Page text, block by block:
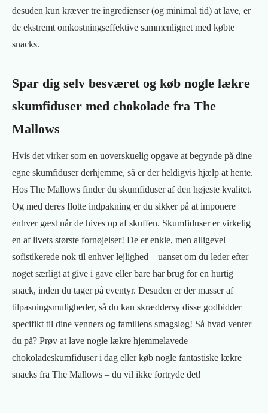
desuden kun kræver tre ingredienser (og minimal tid) at lave, er
de ekstremt omkostningseffektive sammenlignet med købte
snacks.
Spar dig selv besværet og køb nogle lækre
skumfiduser med chokolade fra The
Mallows
Hvis det virker som en uoverskuelig opgave at begynde på dine
egne skumfiduser derhjemme, så er der heldigvis hjælp at hente.
Hos The Mallows finder du skumfiduser af den højeste kvalitet.
Og med deres flotte indpakning er du sikker på at imponere
enhver gæst når de hives op af skuffen. Skumfiduser er virkelig
en af livets største fornøjelser! De er enkle, men alligevel
sofistikerede nok til enhver lejlighed – uanset om du leder efter
noget særligt at give i gave eller bare har brug for en hurtig
snack, inden du tager på eventyr. Desuden er der masser af
tilpasningsmuligheder, så du kan skræddersy disse godbidder
specifikt til dine venners og familiens smagsløg! Så hvad venter
du på? Prøv at lave nogle lækre hjemmelavede
chokoladeskumfiduser i dag eller køb nogle fantastiske lækre
snacks fra The Mallows – du vil ikke fortryde det!